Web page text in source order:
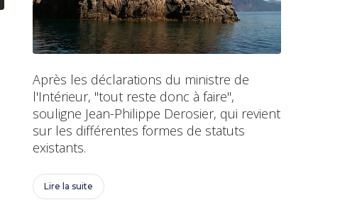
Après les déclarations du ministre de
l'Intérieur, "tout reste donc à faire",
souligne Jean-Philippe Derosier, qui revient
sur les différentes formes de statuts
existants.
Lire la suite